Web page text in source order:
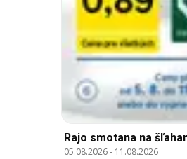
Rajo smotana na
05.08.2026- 11.08.2026